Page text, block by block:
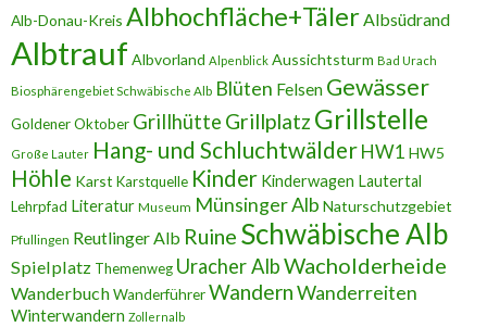
Alb-Donau-Kreis Albhochfläche+TälerAlbsüdrand
Albtrauf Albvorland Alpenblick Aussichtsturm Bad Urach
Biosphärengebiet Schwäbische Alb Blüten Felsen Gewässer
Goldener Oktober Grillhütte Grillplatz Grillstelle
Große Lauter Hang- und SchluchtwälderHW1 HW5
Höhle Karst Karstquelle Kinder Kinderwagen Lautertal
Lehrpfad Literatur Museum Münsinger Alb Naturschutzgebiet
Pfullingen Reutlinger Alb Ruine Schwäbische Alb
Spielplatz Themenweg Uracher AlbWacholderheide
WanderbuchWanderführerWandernWanderreiten
Winterwandern Zollernalb